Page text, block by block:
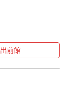
出前館